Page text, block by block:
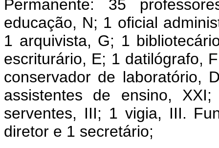
Permanente: 35
educação, N; 1 oficial
1 arquivista, G; 1
escriturário, E; 1 datilógrafo,
conservador de laboratório,
assistentes de ensino,
serventes, III; 1 vigia, III.
diretor e 1 secretário;